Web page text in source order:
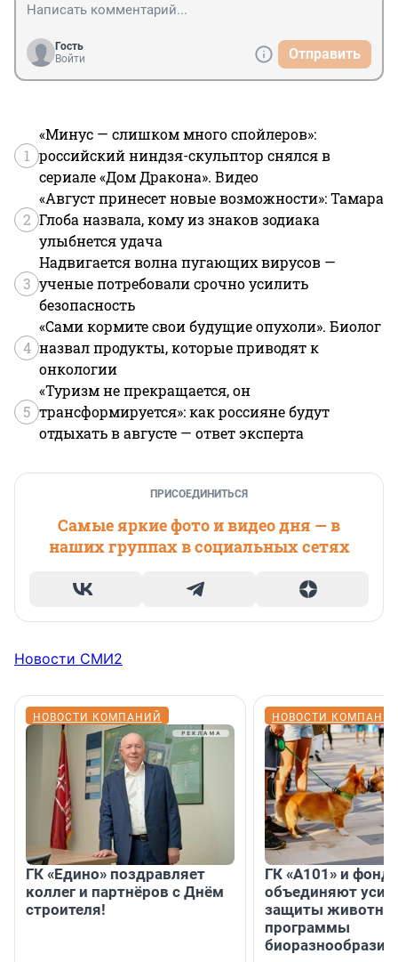
Гость
Войти
Отправить
1
«Минус — слишком много спойлеров»:
российский ниндзя-скульптор снялся в
сериале «Дом Дракона». Видео
2
«Август принесет новые возможности»: Тамара
Глоба назвала, кому из знаков зодиака
улыбнется удача
3
Надвигается волна пугающих вирусов —
ученые потребовали срочно усилить
безопасность
4
«Сами кормите свои будущие опухоли». Биолог
назвал продукты, которые приводят к
онкологии
5
«Туризм не прекращается, он
трансформируется»: как россияне будут
отдыхать в августе — ответ эксперта
ПРИСОЕДИНИТЬСЯ
Самые яркие фото и видео дня — в
наших группах в социальных сетях
Новости СМИ2
НОВОСТИ КОМПАНИЙ
ГК «Едино» поздравляет
коллег и партнёров с Днём
строителя!
НОВОСТИ
ГК «А101» и фонд
объединяют
защиты
программы
биоразнообразия